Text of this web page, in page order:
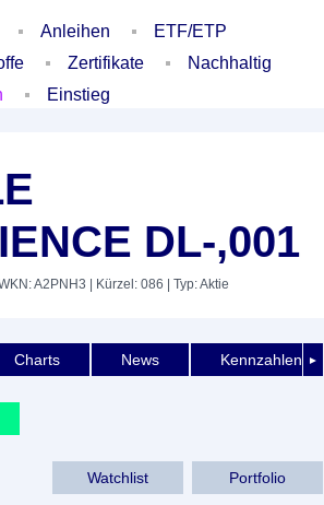
Anleihen
ETF/ETP
Zertifikate
Nachhaltig
Einstieg
DL-,001
WKN: A2PNH3 | Kürzel: 086 | Typ: Aktie
►
Charts News Kennzahlen
Watchlist Portfolio